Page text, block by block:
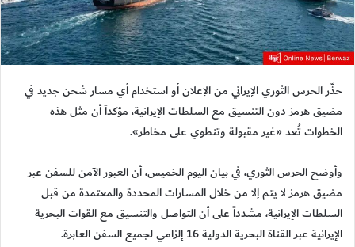
حذّر الحرس الثوري الإيراني من الإعلان أو استخدام أي مسار شحن جديد في
مضيق هرمز دون التنسيق مع السلطات الإيرانية، مؤكداً أن مثل هذه
الخطوات تُعد «غير مقبولة وتنطوي على مخاطر».
وأوضح الحرس الثوري، في بيان اليوم الخميس، أن العبور الآمن للسفن عبر
مضيق هرمز لا يتم إلا من خلال المسارات المحددة والمعتمدة من قبل
السلطات الإيرانية، مشدداً على أن التواصل والتنسيق مع القوات البحرية
الإيرانية عبر القناة البحرية الدولية 16 إلزامي لجميع السفن العابرة.